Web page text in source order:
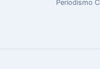
Periodismo